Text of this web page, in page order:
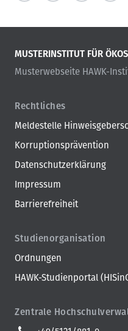
MUSTERINSTITUT FÜR
Musterwebseite HAWK-
Rechtliches
Meldestelle
Korruptionsprävention
Datenschutzerklärung
Impressum
Barrierefreiheit
Studienorganisation
Ordnungen
HAWK-Studienportal
Zentrale